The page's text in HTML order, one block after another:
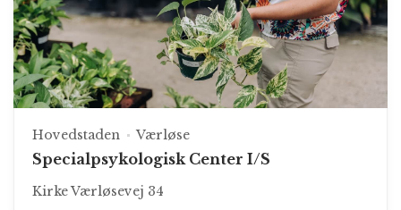
Hovedstaden Værløse
Specialpsykologisk Center I/S
Kirke Værløsevej 34